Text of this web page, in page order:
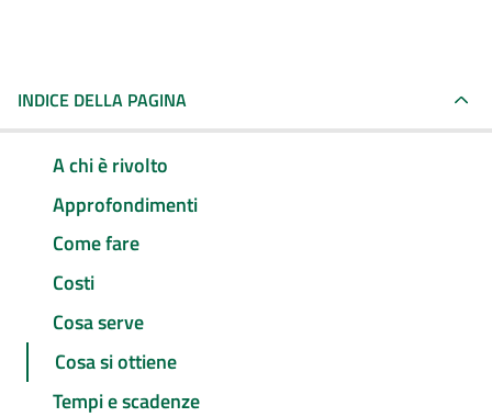
INDICE DELLA PAGINA
A chi è rivolto
Approfondimenti
Come fare
Costi
Cosa serve
Cosa si ottiene
Tempi e scadenze